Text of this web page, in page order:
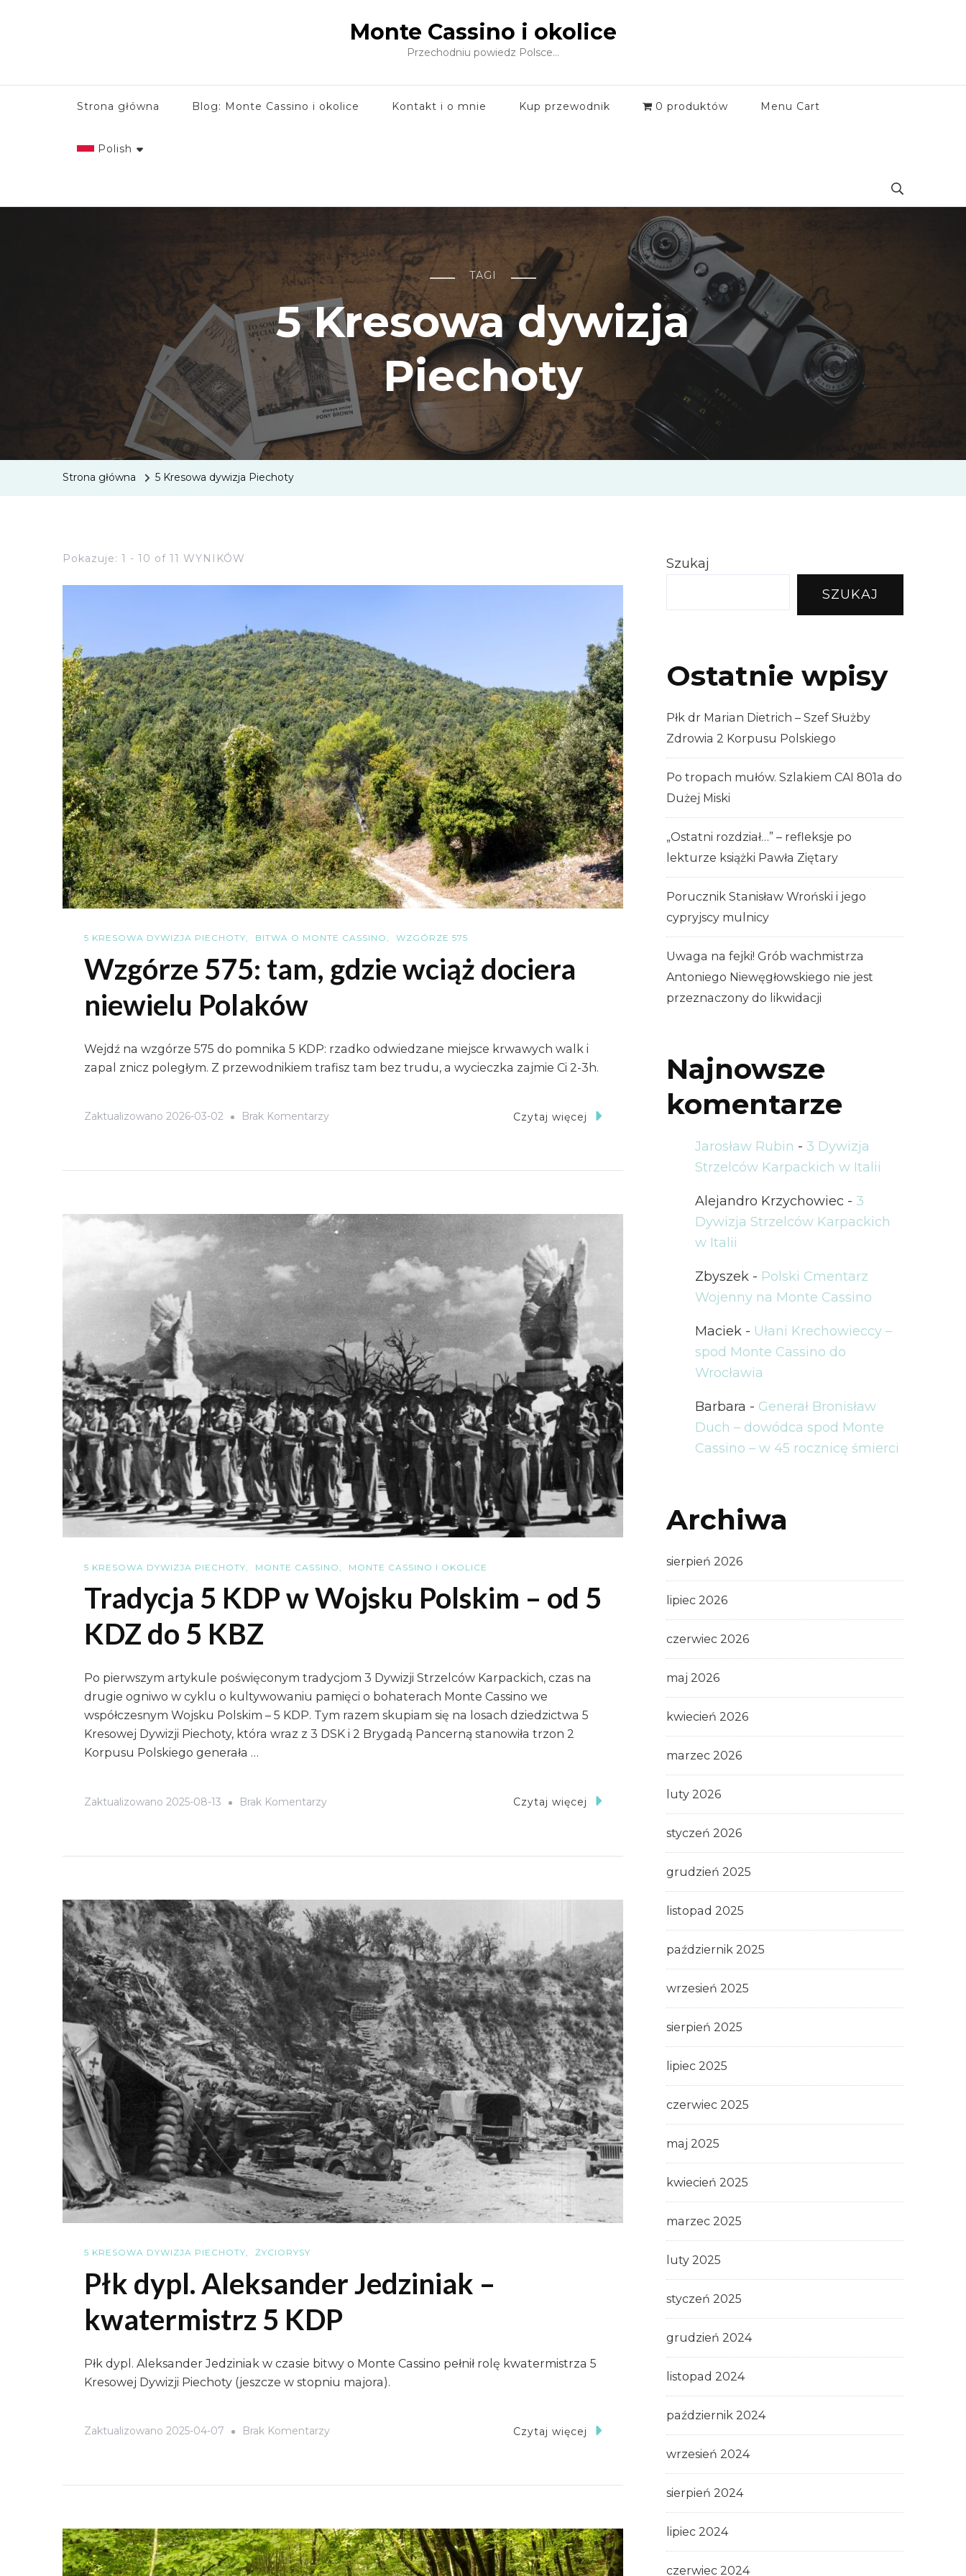
Monte Cassino i okolice
Przechodniu powiedz Polsce…
Strona główna Blog: Monte Cassino i okolice Kontakt i o mnie Kup przewodnik 0 produktów Menu Cart
Polish
TAGI
5 Kresowa dywizja
Piechoty
Strona główna 5 Kresowa dywizja Piechoty
Pokazuje: 1 - 10 of 11 WYNIKÓW
5 KRESOWA DYWIZJA PIECHOTY BITWA O MONTE CASSINO WZGÓRZE 575
Wzgórze 575: tam, gdzie wciąż dociera
niewielu Polaków
Wejdź na wzgórze 575 do pomnika 5 KDP: rzadko odwiedzane miejsce krwawych walk i
zapal znicz poległym. Z przewodnikiem trafisz tam bez trudu, a wycieczka zajmie Ci 2-3h.
Zaktualizowano 2026-03-02 Brak KomentarzyDo
Wciąż
Dociera
Polaków
Czytaj więcej
5 KRESOWA DYWIZJA PIECHOTY MONTE CASSINO MONTE CASSINO I OKOLICE
Tradycja 5 KDP w Wojsku Polskim – od 5
KDZ do 5 KBZ
Po pierwszym artykule poświęconym tradycjom 3 Dywizji Strzelców Karpackich, czas na
drugie ogniwo w cyklu o kultywowaniu pamięci o bohaterach Monte Cassino we
współczesnym Wojsku Polskim – 5 KDP. Tym razem skupiam się na losach dziedzictwa 5
Kresowej Dywizji Piechoty, która wraz z 3 DSK i 2 Brygadą Pancerną stanowiła trzon 2
Korpusu Polskiego generała …
Zaktualizowano 2025-08-13 Brak KomentarzyDo
Wojsku
Polskim
–
Od
5
KDZ
Do
5
KBZ
Czytaj więcej
5 KRESOWA DYWIZJA PIECHOTY ŻYCIORYSY
Płk dypl. Aleksander Jedziniak –
kwatermistrz 5 KDP
Płk dypl. Aleksander Jedziniak w czasie bitwy o Monte Cassino pełnił rolę kwatermistrza 5
Kresowej Dywizji Piechoty (jeszcze w stopniu majora).
Zaktualizowano 2025-04-07 Brak KomentarzyDo
–
Kwatermistrz
Czytaj więcej
Szukaj
SZUKAJ
Ostatnie wpisy
Płk dr Marian Dietrich – Szef Służby
Zdrowia 2 Korpusu Polskiego
Po tropach mułów. Szlakiem CAI 801a do
Dużej Miski
„Ostatni rozdział…” – refleksje po
lekturze książki Pawła Ziętary
Porucznik Stanisław Wroński i jego
cypryjscy mulnicy
Uwaga na fejki! Grób wachmistrza
Antoniego Niewęgłowskiego nie jest
przeznaczony do likwidacji
Najnowsze
komentarze
Jarosław Rubin - 3 Dywizja
Strzelców Karpackich w Italii
Alejandro Krzychowiec - 3
Dywizja Strzelców Karpackich
w Italii
Zbyszek - Polski Cmentarz
Wojenny na Monte Cassino
Maciek - Ułani Krechowieccy –
spod Monte Cassino do
Wrocławia
Barbara - Generał Bronisław
Duch – dowódca spod Monte
Cassino – w 45 rocznicę śmierci
Archiwa
sierpień 2026
lipiec 2026
czerwiec 2026
maj 2026
kwiecień 2026
marzec 2026
luty 2026
styczeń 2026
grudzień 2025
listopad 2025
październik 2025
wrzesień 2025
sierpień 2025
lipiec 2025
czerwiec 2025
maj 2025
kwiecień 2025
marzec 2025
luty 2025
styczeń 2025
grudzień 2024
listopad 2024
październik 2024
wrzesień 2024
sierpień 2024
lipiec 2024
czerwiec 2024